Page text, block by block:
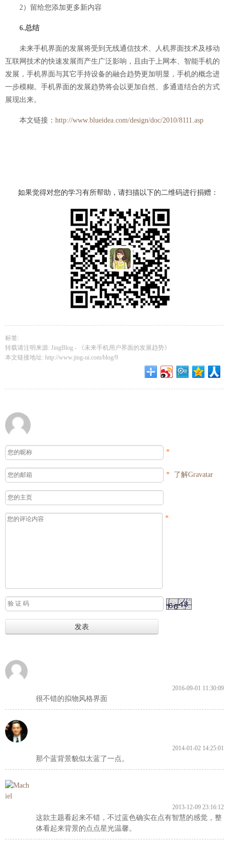
2）留给您添加更多新内容
6.总结
未来手机界面的发展将受到无线通信技术、人机界面技术及移动
互联网技术的快速发展而产生广泛影响，且由于上网本、智能手机的
发展，手机界面与其它手持设备的融合趋势更加明显，手机的概念进
一步模糊。手机界面的发展趋势将会以更加自然、多通道结合的方式
展现出来。
本文链接： http://www.blueidea.com/design/doc/2010/8111.asp
如果觉得对您的学习有所帮助，请扫描以下的二维码进行捐赠：
标签:
转载请注明来源: JingBlog -
《未来手机用户界面的发展趋势》
本文链接地址: http://www.jing-ui.com/blog/9
*
* 了解Gravatar
*
2016-09-01 11:30:09
很不错的拟物风格界面
2014-01-02 14:25:01
那个蓝背景貌似太蓝了一点。
2013-12-09 23:16:12
这款主题看起来不错，不过蓝色确实在点有智慧的感觉，整
体看起来背景的点点星光温馨。